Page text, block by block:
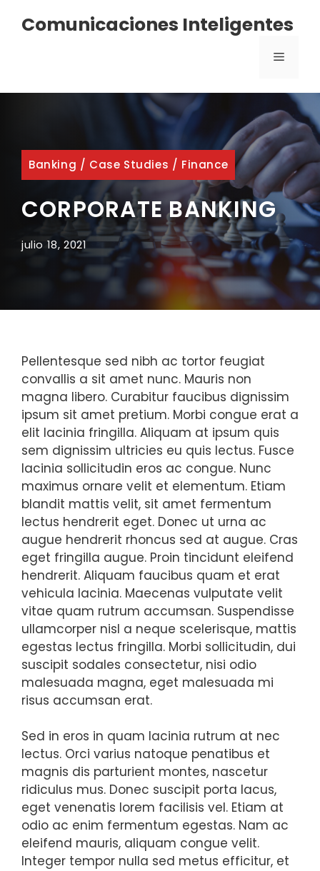
Comunicaciones Inteligentes
MENÚ
Banking / Case Studies / Finance
CORPORATE BANKING
julio 18, 2021
Pellentesque sed nibh ac tortor feugiat
convallis a sit amet nunc. Mauris non
magna libero. Curabitur faucibus dignissim
ipsum sit amet pretium. Morbi congue erat a
elit lacinia fringilla. Aliquam at ipsum quis
sem dignissim ultricies eu quis lectus. Fusce
lacinia sollicitudin eros ac congue. Nunc
maximus ornare velit et elementum. Etiam
blandit mattis velit, sit amet fermentum
lectus hendrerit eget. Donec ut urna ac
augue hendrerit rhoncus sed at augue. Cras
eget fringilla augue. Proin tincidunt eleifend
hendrerit. Aliquam faucibus quam et erat
vehicula lacinia. Maecenas vulputate velit
vitae quam rutrum accumsan. Suspendisse
ullamcorper nisl a neque scelerisque, mattis
egestas lectus fringilla. Morbi sollicitudin, dui
suscipit sodales consectetur, nisi odio
malesuada magna, eget malesuada mi
risus accumsan erat.
Sed in eros in quam lacinia rutrum at nec
lectus. Orci varius natoque penatibus et
magnis dis parturient montes, nascetur
ridiculus mus. Donec suscipit porta lacus,
eget venenatis lorem facilisis vel. Etiam at
odio ac enim fermentum egestas. Nam ac
eleifend mauris, aliquam congue velit.
Integer tempor nulla sed metus efficitur, et